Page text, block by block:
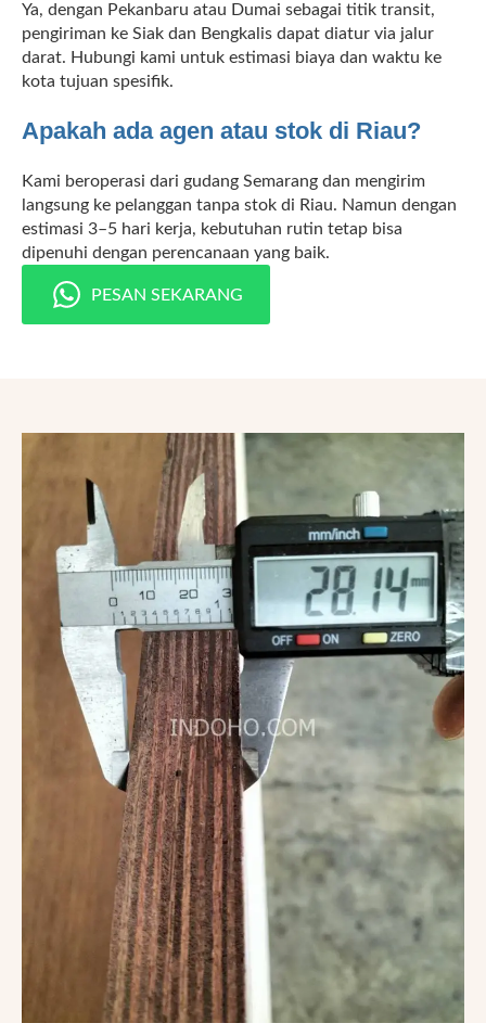
Ya, dengan Pekanbaru atau Dumai sebagai titik transit,
pengiriman ke Siak dan Bengkalis dapat diatur via jalur
darat. Hubungi kami untuk estimasi biaya dan waktu ke
kota tujuan spesifik.
Apakah ada agen atau stok di Riau?
Kami beroperasi dari gudang Semarang dan mengirim
langsung ke pelanggan tanpa stok di Riau. Namun dengan
estimasi 3–5 hari kerja, kebutuhan rutin tetap bisa
dipenuhi dengan perencanaan yang baik.
PESAN SEKARANG